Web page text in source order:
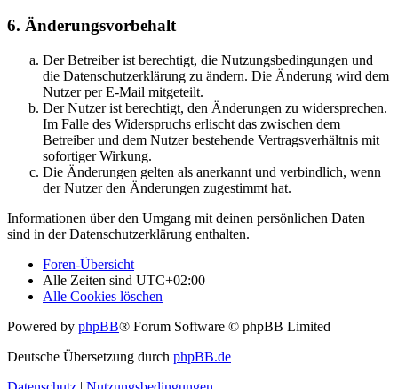
6. Änderungsvorbehalt
Der Betreiber ist berechtigt, die Nutzungsbedingungen und
die Datenschutzerklärung zu ändern. Die Änderung wird dem
Nutzer per E-Mail mitgeteilt.
Der Nutzer ist berechtigt, den Änderungen zu widersprechen.
Im Falle des Widerspruchs erlischt das zwischen dem
Betreiber und dem Nutzer bestehende Vertragsverhältnis mit
sofortiger Wirkung.
Die Änderungen gelten als anerkannt und verbindlich, wenn
der Nutzer den Änderungen zugestimmt hat.
Informationen über den Umgang mit deinen persönlichen Daten
sind in der Datenschutzerklärung enthalten.
Foren-Übersicht
Alle Zeiten sind UTC+02:00
Alle Cookies löschen
Powered by phpBB® Forum Software © phpBB Limited
Deutsche Übersetzung durch phpBB.de